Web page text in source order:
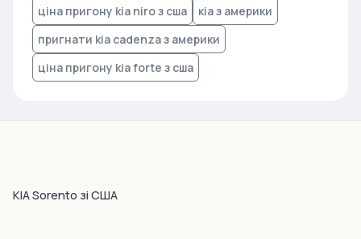
ціна пригону kia niro з сша
кіа з америки
пригнати kia cadenza з америки
ціна пригону kia forte з сша
KIA Sorento зі США